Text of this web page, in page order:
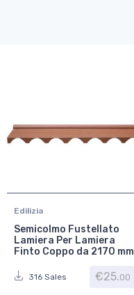
Edilizia
Semicolmo Fustellato
Lamiera Per Lamiera
Finto Coppo da 2170 mm
316 Sales €25.00